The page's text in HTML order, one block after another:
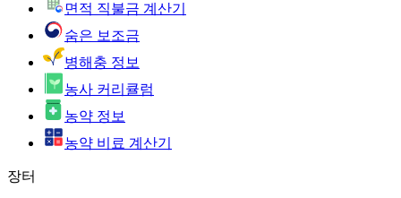
면적 직불금 계산기
숨은 보조금
병해충 정보
농사 커리큘럼
농약 정보
농약 비료 계산기
장터